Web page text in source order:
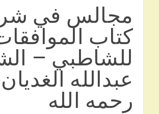
مجالس في
كتاب
للشاطبي –
عبدالله الغديان
رحمه الله